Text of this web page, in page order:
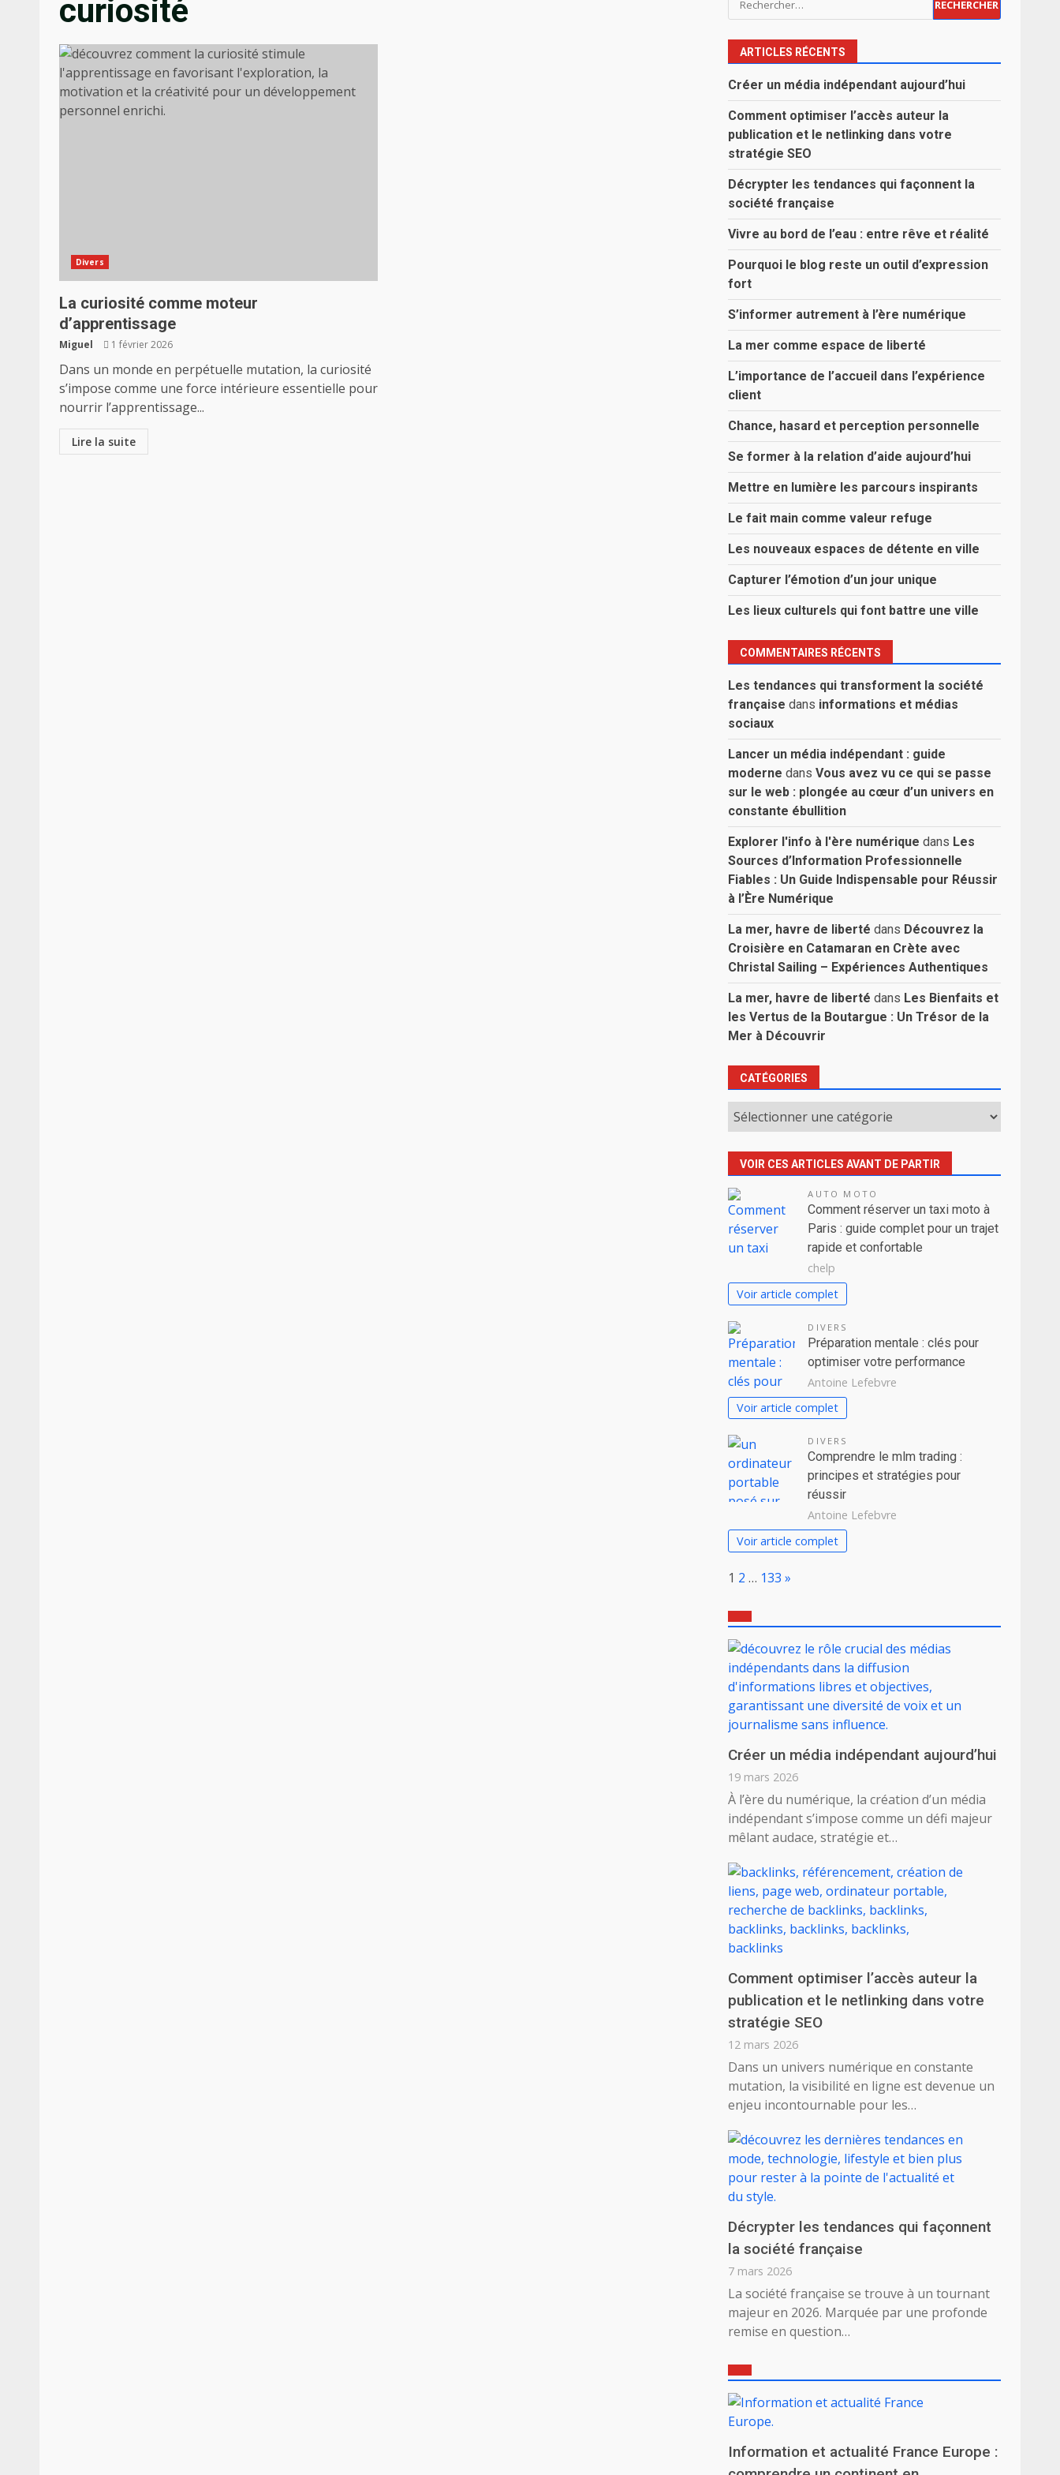
curiosité
Divers
La curiosité comme moteur
d’apprentissage
Miguel 1 février 2026
Dans un monde en perpétuelle mutation, la curiosité
s’impose comme une force intérieure essentielle pour
nourrir l’apprentissage...
Lire la suite
ARTICLES RÉCENTS
Créer un média indépendant aujourd’hui
Comment optimiser l’accès auteur la
publication et le netlinking dans votre
stratégie SEO
Décrypter les tendances qui façonnent la
société française
Vivre au bord de l’eau : entre rêve et réalité
Pourquoi le blog reste un outil d’expression
fort
S’informer autrement à l’ère numérique
La mer comme espace de liberté
L’importance de l’accueil dans l’expérience
client
Chance, hasard et perception personnelle
Se former à la relation d’aide aujourd’hui
Mettre en lumière les parcours inspirants
Le fait main comme valeur refuge
Les nouveaux espaces de détente en ville
Capturer l’émotion d’un jour unique
Les lieux culturels qui font battre une ville
COMMENTAIRES RÉCENTS
Les tendances qui transforment la société
française dans informations et médias
sociaux
Lancer un média indépendant : guide
moderne dansVous avez vu ce qui se passe
sur le web : plongée au cœur d’un univers en
constante ébullition
Explorer l'info à l'ère numérique dans Les
Sources d’Information Professionnelle
Fiables : Un Guide Indispensable pour Réussir
à l’Ère Numérique
La mer, havre de liberté dans Découvrez la
Croisière en Catamaran en Crète avec
Christal Sailing – Expériences Authentiques
La mer, havre de liberté dans Les Bienfaits et
les Vertus de la Boutargue : Un Trésor de la
Mer à Découvrir
CATÉGORIES
Catégories
VOIR CES ARTICLES AVANT DE PARTIR
AUTO MOTO
Comment réserver un taxi moto à
Paris : guide complet pour un trajet
rapide et confortable
chelp
Voir article complet
DIVERS
Préparation mentale : clés pour
optimiser votre performance
Antoine Lefebvre
Voir article complet
DIVERS
Comprendre le mlm trading :
principes et stratégies pour
réussir
Antoine Lefebvre
Voir article complet
Page:
1 2 … 133 Next
»
Créer un média indépendant aujourd’hui
19 mars 2026
À l’ère du numérique, la création d’un média
indépendant s’impose comme un défi majeur
mêlant audace, stratégie et…
Comment optimiser l’accès auteur la
publication et le netlinking dans votre
stratégie SEO
12 mars 2026
Dans un univers numérique en constante
mutation, la visibilité en ligne est devenue un
enjeu incontournable pour les…
Décrypter les tendances qui façonnent
la société française
7 mars 2026
La société française se trouve à un tournant
majeur en 2026. Marquée par une profonde
remise en question…
Information et actualité France Europe :